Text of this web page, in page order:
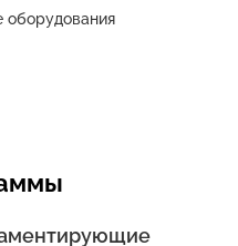
оборудования